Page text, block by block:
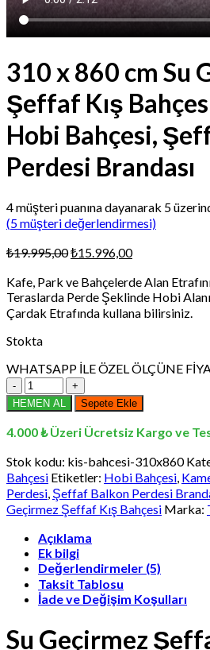
310 x 860 cm Su
Şeffaf Kış
Hobi Bahçesi,
Perdesi Brandası
4müşteri puanına dayanarak 5
(5müşteri değerlendirmesi)
₺19.995,00Orijinal
₺19.995,00.
₺15.996,00Şu
fiyat:
₺15.996,00.
Kafe, Park ve Bahçelerde Alan
Teraslarda Perde Şeklinde Hobi
Çardak Etrafında kullana bilirsiniz.
Stokta
WHATSAPP İLE ÖZEL ÖLÇÜNE
310
x
860
cm
Geçirmez
Şeffaf
Kış
Bahçesi,
Kamelya,
Hobi
Bahçesi,
Şeffaf
Balkon
Perdesi
adet
HEMEN AL Sepete Ekle
4.000 ₺ Üzeri Ücretsiz Kargo ve
Stok kodu: kis-bahcesi-310x860
Bahçesi Etiketler: Hobi Bahçesi,
Perdesi, Şeffaf Balkon Perdesi
Geçirmez Şeffaf Kış Bahçesi Marka:
Açıklama
Ek bilgi
Değerlendirmeler (5)
Taksit Tablosu
İade ve Değişim Koşulları
Su Geçirmez